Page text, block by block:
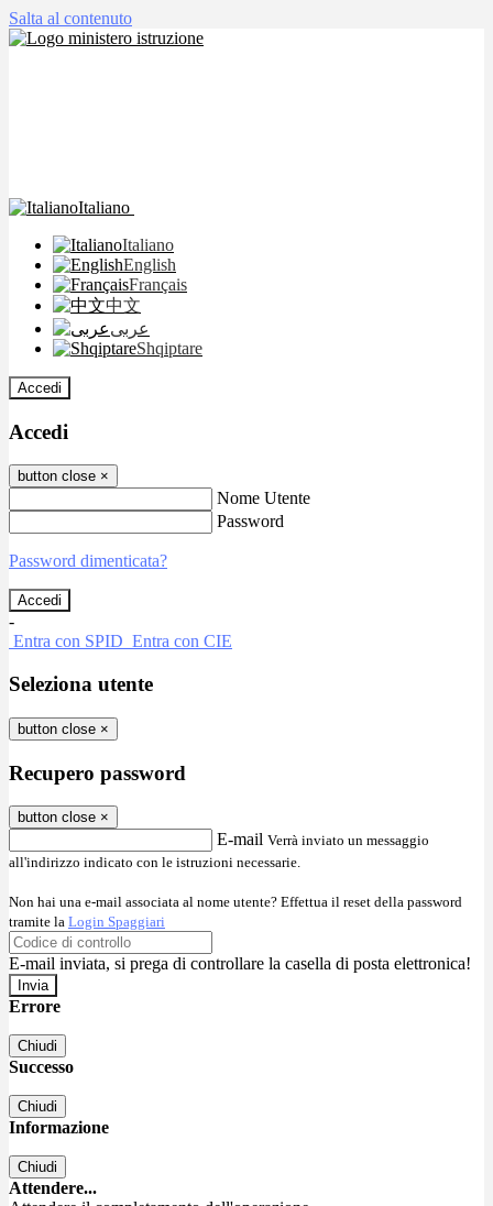
Salta al contenuto
Italiano
Italiano
English
Français
中文
عربى
Shqiptare
Accedi
Accedi
button close ×
Nome Utente
Password
Password dimenticata?
-
Entra con SPID Entra con CIE
Seleziona utente
button close ×
Recupero password
button close ×
E-mail Verrà inviato un messaggio
all'indirizzo indicato con le istruzioni necessarie.
Non hai una e-mail associata al nome utente? Effettua il reset della password
tramite la Login Spaggiari
E-mail inviata, si prega di controllare la casella di posta elettronica!
Errore
Chiudi
Successo
Chiudi
Informazione
Chiudi
Attendere...